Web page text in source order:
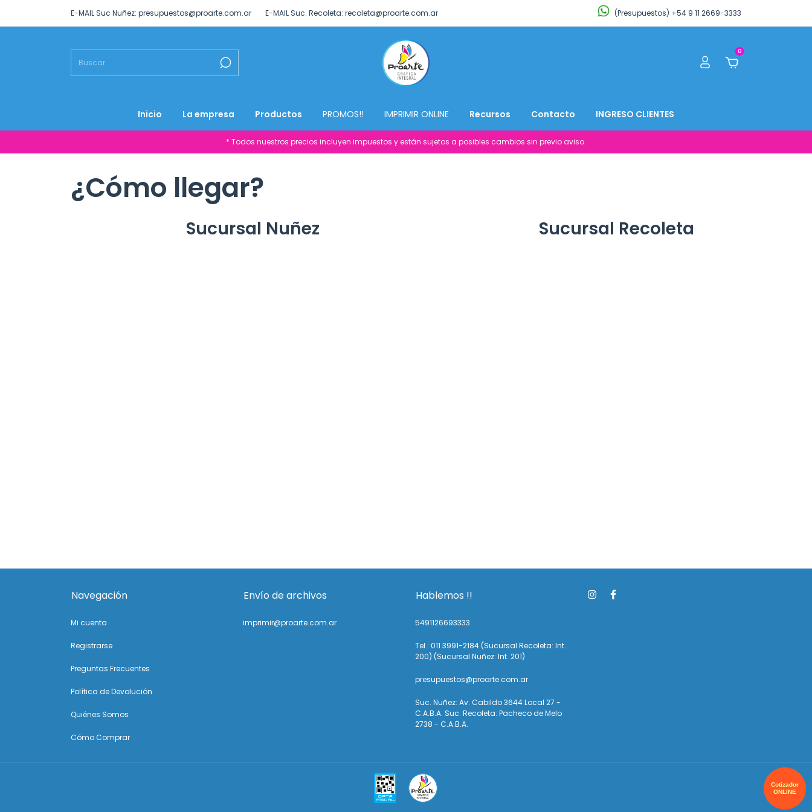
E-MAIL Suc Nuñez: presupuestos@proarte.com.ar E-MAIL Suc. Recoleta: recoleta@proarte.com.ar (Presupuestos) +54 9 11 2669-3333
0
Inicio La empresa Productos PROMOS!! IMPRIMIR ONLINE Recursos Contacto INGRESO CLIENTES
* Todos nuestros precios incluyen impuestos y están sujetos a posibles cambios sin previo aviso.
¿Cómo llegar?
Sucursal Nuñez Sucursal Recoleta
Navegación
Mi cuenta
Registrarse
Preguntas Frecuentes
Política de Devolución
Quiénes Somos
Cómo Comprar
Envío de archivos
imprimir@proarte.com.ar
Hablemos !!
5491126693333
Tel.: 011 3991-2184 (Sucursal Recoleta: Int.
200) (Sucursal Nuñez: Int. 201)
presupuestos@proarte.com.ar
Suc. Nuñez: Av. Cabildo 3644 Local 27 -
C.A.B.A. Suc. Recoleta: Pacheco de Melo
2738 - C.A.B.A.
Cotizador
ONLINE